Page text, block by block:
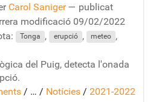
Carol Saniger — publicat
modificació 09/02/2022
Tonga , erupció , meteo ,
del Puig, detecta l'onada
/ … / Notícies / 2021-2022